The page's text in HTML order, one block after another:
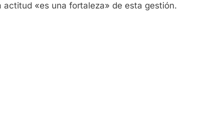
actitud «es una fortaleza» de esta gestión.